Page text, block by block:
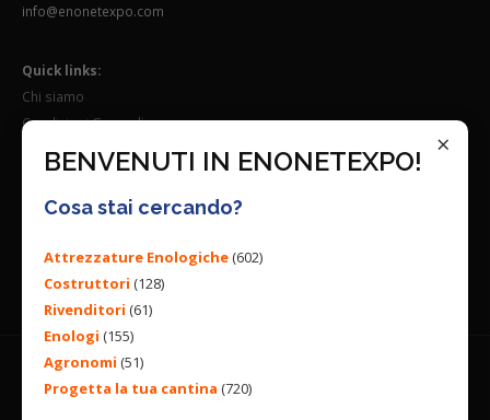
×
BENVENUTI IN ENONETEXPO!
Cosa stai cercando?
Attrezzature Enologiche(602)
Costruttori (128)
Rivenditori (61)
Enologi (155)
Agronomi (51)
Progetta la tua cantina (720)
info@enonetexpo.com
Quick links:
Chi siamo
Condizioni Generali
Lavora con noi
Seguici su:
© 2026 ENGINEERING BY